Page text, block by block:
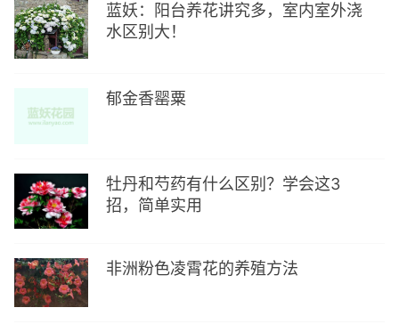
蓝妖：阳台养花讲究多，室内室外浇
水区别大！
郁金香罂粟
牡丹和芍药有什么区别？学会这3
招，简单实用
非洲粉色凌霄花的养殖方法